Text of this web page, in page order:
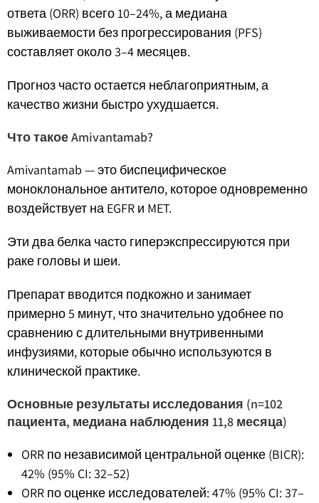
ответа (ORR) всего 10–24%, а медиана
выживаемости без прогрессирования (PFS)
составляет около 3–4 месяцев.
Прогноз часто остается неблагоприятным, а
качество жизни быстро ухудшается.
Что такое Amivantamab?
Amivantamab — это биспецифическое
моноклональное антитело, которое одновременно
воздействует на EGFR и MET.
Эти два белка часто гиперэкспрессируются при
раке головы и шеи.
Препарат вводится подкожно и занимает
примерно 5 минут, что значительно удобнее по
сравнению с длительными внутривенными
инфузиями, которые обычно используются в
клинической практике.
Основные результаты исследования (n=102
пациента, медиана наблюдения 11,8 месяца)
ORR по независимой центральной оценке (BICR):
42% (95% CI: 32–52)
ORR по оценке исследователей: 47% (95% CI: 37–